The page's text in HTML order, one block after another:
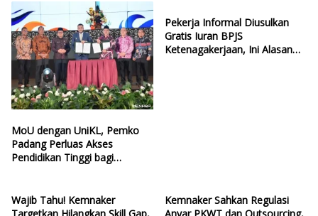
MoU dengan UniKL, Pemko
Padang Perluas Akses
Pendidikan Tinggi bagi
Pekerja Informal Diusulkan
Gratis Iuran BPJS
Ketenagakerjaan, Ini Alasan
Wajib Tahu! Kemnaker
Kemnaker Sahkan Regulasi